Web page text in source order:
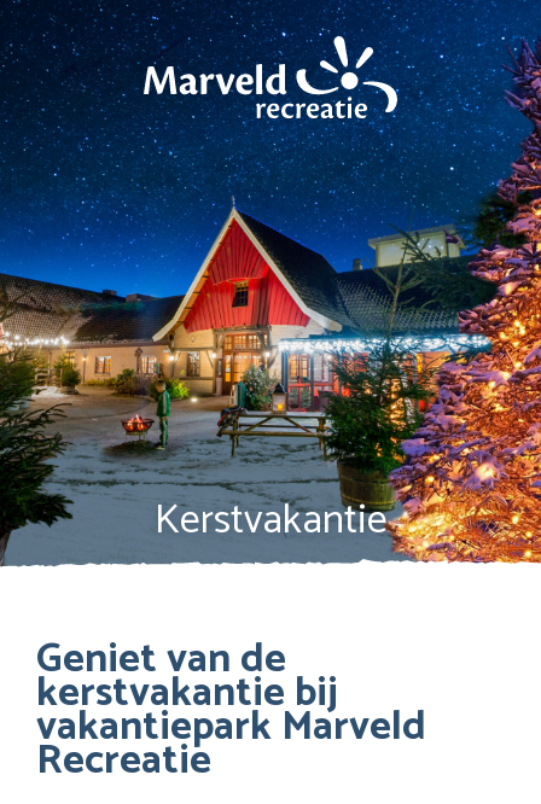
Kerstvakantie
Geniet van de
kerstvakantie bij
vakantiepark Marveld
Recreatie